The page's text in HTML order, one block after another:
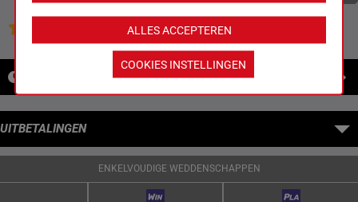
Jouw favoriete paarden
UITBETALINGEN
ENKELVOUDIGE WEDDENSCHAPPEN
ALLES ACCEPTEREN
COOKIES INSTELLINGEN